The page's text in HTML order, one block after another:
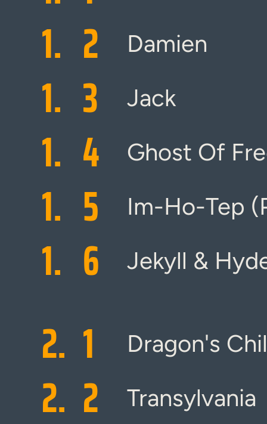
1. 2 Damien
1. 3 Jack
1. 4 Ghost Of
1. 5 Im-Ho-Tep
1. 6 Jekyll &
2. 1 Dragon's
2. 2 Transylvania